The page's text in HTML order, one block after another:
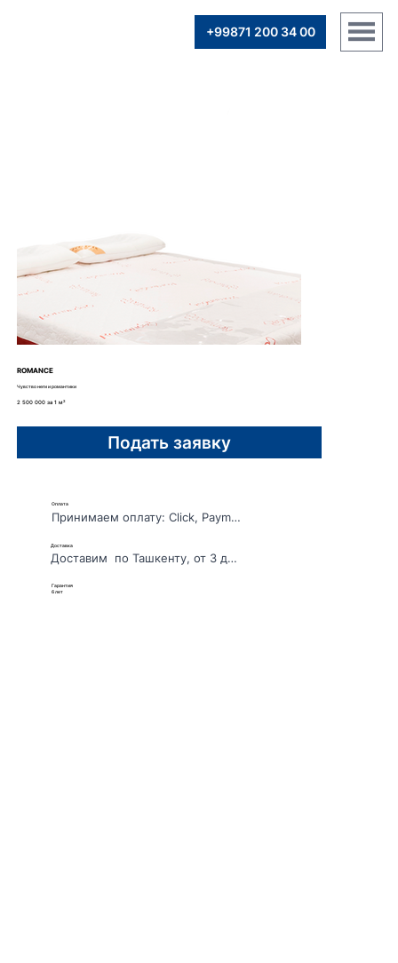
+99871 200 34 00
ROMANCE
Чувство неги и романтики
2 500 000 за 1 м²
Подать заявку
Оплата
Принимаем оплату: Click, Payme
Доставка
Доставим  по Ташкенту, от 3 до
Гарантия
6 лет